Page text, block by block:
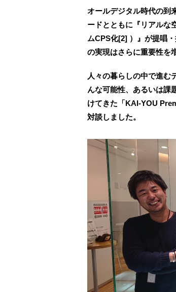
オールデジタル時代の到
ードとともに『リアルな
ムCPS化[2] ）』が提唱
の実現はさらに重要性を
人々の暮らしの中で進む
んな可能性、あるいは課
けてきた「KAI-YOU
対談しました。